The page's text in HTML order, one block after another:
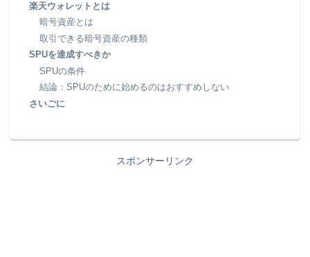
楽天ウォレットとは
暗号資産とは
取引できる暗号資産の種類
SPUを達成すべきか
SPUの条件
結論：SPUのために始めるのはおすすめしない
さいごに
スポンサーリンク